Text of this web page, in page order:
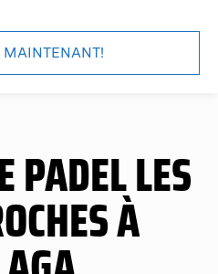
MAINTENANT!
PADEL LES
À